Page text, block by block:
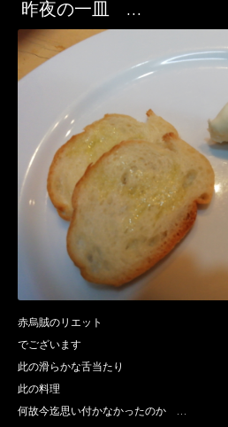
昨夜の一皿 …
赤烏賊のリエット
でございます
此の滑らかな舌当たり
此の料理
何故今迄思い付かなかったのか …